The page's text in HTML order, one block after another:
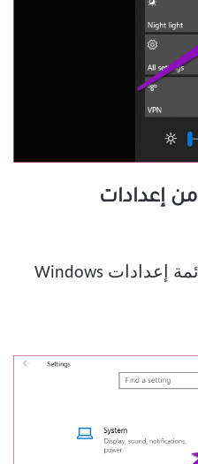
أعد تمكين Bluetooth من إعدادات
: قم بتشغيل قائمة إعدادات Windows